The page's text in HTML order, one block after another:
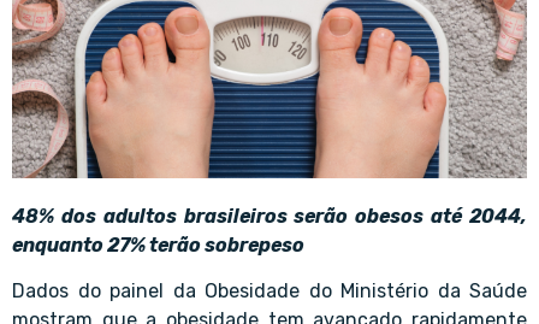
48% dos adultos brasileiros serão obesos até 2044,
enquanto 27% terão sobrepeso
Dados do painel da Obesidade do Ministério da Saúde